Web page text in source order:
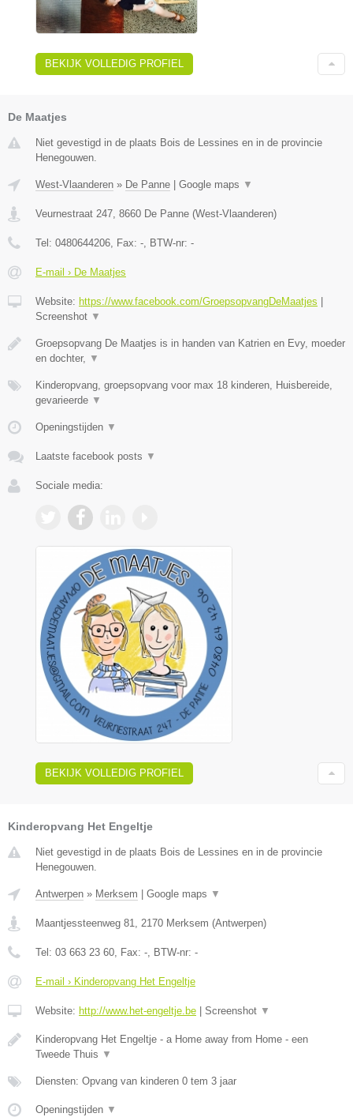
BEKIJK VOLLEDIG PROFIEL
De Maatjes
Niet gevestigd in de plaats Bois de Lessines en in de provincie
Henegouwen.
West-Vlaanderen » De Panne Google maps ▼
Veurnestraat 247, 8660 De Panne (West-Vlaanderen)
Tel: 0480644206, Fax: -, BTW-nr: -
E-mail › De Maatjes
Website: https://www.facebook.com/GroepsopvangDeMaatjes
Screenshot ▼
Groepsopvang De Maatjes is in handen van Katrien en Evy, moeder
en dochter, ▼
Kinderopvang, groepsopvang voor max 18 kinderen, Huisbereide,
gevarieerde ▼
Openingstijden ▼
Laatste facebook posts ▼
Sociale media:
BEKIJK VOLLEDIG PROFIEL
Kinderopvang Het Engeltje
Niet gevestigd in de plaats Bois de Lessines en in de provincie
Henegouwen.
Antwerpen » Merksem Google maps ▼
Maantjessteenweg 81, 2170 Merksem (Antwerpen)
Tel: 03 663 23 60, Fax: -, BTW-nr: -
E-mail › Kinderopvang Het Engeltje
Website: http://www.het-engeltje.be Screenshot ▼
Kinderopvang Het Engeltje - a Home away from Home - een
Tweede Thuis ▼
Diensten: Opvang van kinderen 0 tem 3 jaar
Openingstijden ▼